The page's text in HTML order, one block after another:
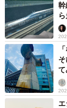
係